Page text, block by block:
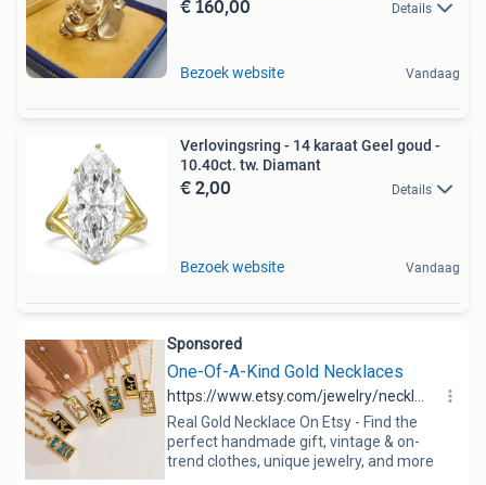
Details
Bezoek website Vandaag
Verlovingsring - 14 karaat Geel goud -
10.40ct. tw. Diamant
€ 2,00 Details
Bezoek website Vandaag